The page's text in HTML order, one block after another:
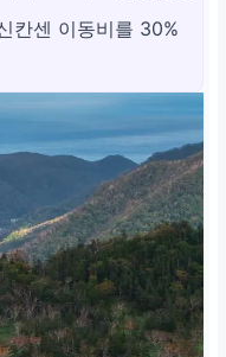
칸센 이동비를 30%